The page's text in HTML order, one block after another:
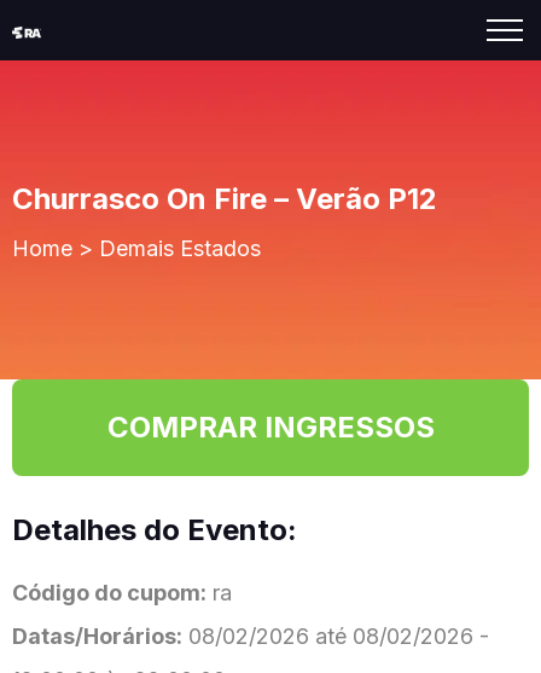
Churrasco On Fire – Verão P12
Home > Demais Estados
COMPRAR INGRESSOS
Detalhes do Evento:
Código do cupom: ra
Datas/Horários: 08/02/2026 até 08/02/2026 -